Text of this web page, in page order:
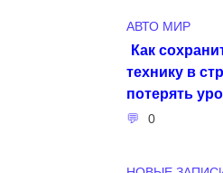
АВТО МИР
Как
технику в
потерять
0